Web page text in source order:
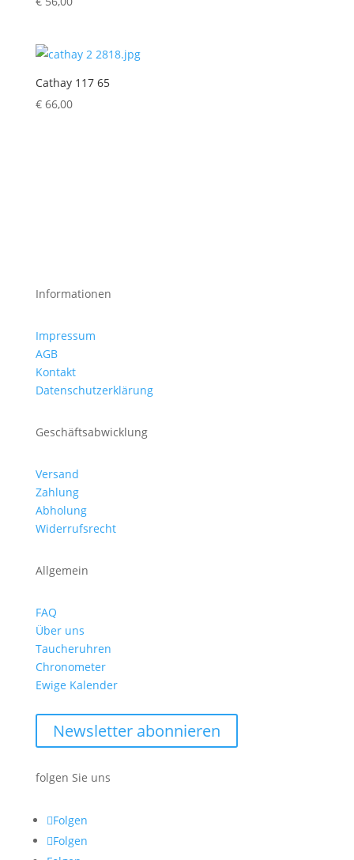
Cathay 117 65
€66,00
Informationen
Impressum
AGB
Kontakt
Datenschutzerklärung
Geschäftsabwicklung
Versand
Zahlung
Abholung
Widerrufsrecht
Allgemein
FAQ
Über uns
Taucheruhren
Chronometer
Ewige Kalender
Newsletter abonnieren
folgen Sie uns
Folgen
Folgen